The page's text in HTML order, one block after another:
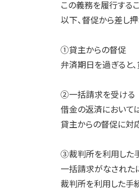
この義務を履行する
以下、督促から差し
①貸主からの督促
弁済期日を過ぎると
②一括請求を受ける
借金の返済において
貸主からの督促に対
③裁判所を利用した
一括請求がなされた
裁判所を利用した手